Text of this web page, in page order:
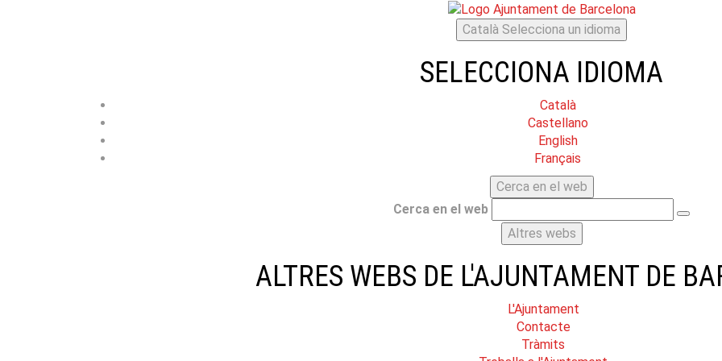
Català Selecciona un idioma
SELECCIONA IDIOMA
Català
Castellano
English
Français
Cerca en el web
Cerca en el web
Altres webs
ALTRES WEBS DE L'AJUNTAMENT DE
L'Ajuntament
Contacte
Tràmits